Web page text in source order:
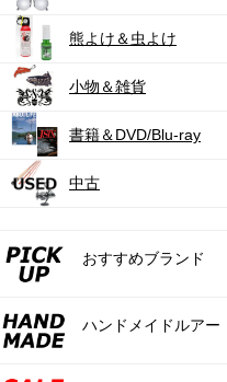
熊よけ＆虫よけ
小物＆雑貨
書籍＆DVD/Blu-ray
中古
おすすめブランド
ハンドメイドルアー